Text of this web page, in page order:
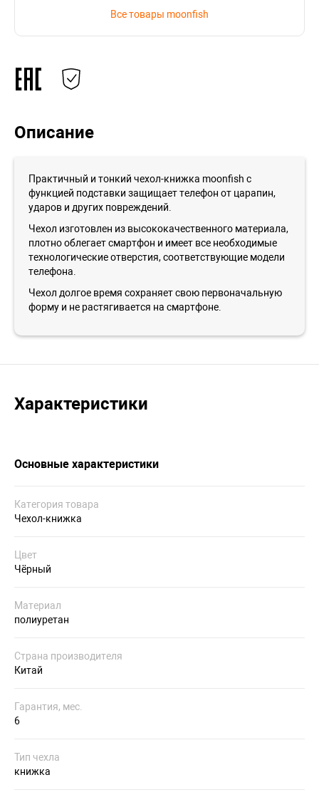
Все товары moonfish
Описание
Практичный и тонкий чехол-книжка moonfish с
функцией подставки защищает телефон от царапин,
ударов и других повреждений.
Чехол изготовлен из высококачественного материала,
плотно облегает смартфон и имеет все необходимые
технологические отверстия, соответствующие модели
телефона.
Чехол долгое время сохраняет свою первоначальную
форму и не растягивается на смартфоне.
Характеристики
Основные характеристики
Категория товара
Чехол-книжка
Цвет
Чёрный
Материал
полиуретан
Страна производителя
Китай
Гарантия, мес.
6
Тип чехла
книжка